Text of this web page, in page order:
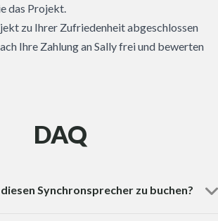
das Projekt.
zu Ihrer Zufriedenheit abgeschlossen
Ihre Zahlung an Sally frei und bewerten
DAQ
Synchronsprecher zu buchen?